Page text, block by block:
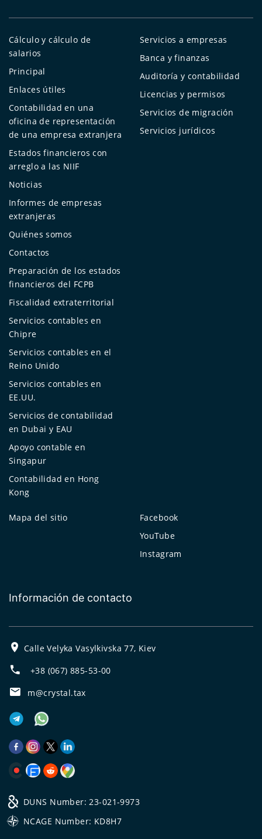
Cálculo y cálculo de
salarios
Principal
Enlaces útiles
Contabilidad en una
oficina de representación
de una empresa extranjera
Estados financieros con
arreglo a las NIIF
Noticias
Informes de empresas
extranjeras
Quiénes somos
Contactos
Preparación de los estados
financieros del FCPB
Fiscalidad extraterritorial
Servicios contables en
Chipre
Servicios contables en el
Reino Unido
Servicios contables en
EE.UU.
Servicios de contabilidad
en Dubai y EAU
Apoyo contable en
Singapur
Contabilidad en Hong
Kong
Servicios a empresas
Banca y finanzas
Auditoría y contabilidad
Licencias y permisos
Servicios de migración
Servicios jurídicos
Mapa del sitio
Facebook
YouTube
Instagram
Información de contacto
Calle Velyka Vasylkivska 77, Kiev
+38 (067) 885-53-00
m@crystal.tax
DUNS Number: 23-021-9973
NCAGE Number: KD8H7